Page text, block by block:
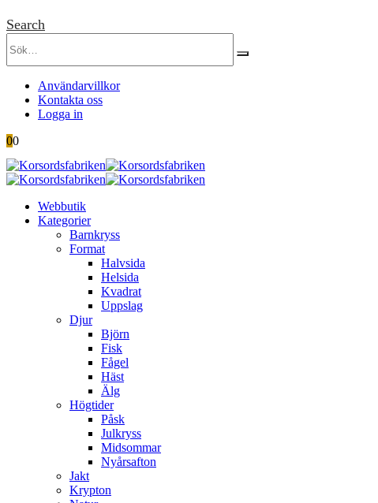
Search
Användarvillkor
Kontakta oss
Logga in
00
Webbutik
Kategorier
Barnkryss
Format
Halvsida
Helsida
Kvadrat
Uppslag
Djur
Björn
Fisk
Fågel
Häst
Älg
Högtider
Påsk
Julkryss
Midsommar
Nyårsafton
Jakt
Krypton